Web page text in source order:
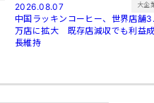
2026.08.07 大企
中国ラッキンコーヒー、世界店舗
万店に拡大 既存店減収でも利益
長維持